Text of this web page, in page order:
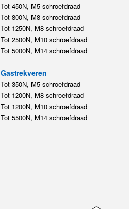
Tot 450N, M5 schroefdraad
Tot 800N, M8 schroefdraad
Tot 1250N, M8 schroefdraad
Tot 2500N, M10 schroefdraad
Tot 5000N, M14 schroefdraad
Gastrekveren
Tot 350N, M5 schroefdraad
Tot 1200N, M8 schroefdraad
Tot 1200N, M10 schroefdraad
Tot 5500N, M14 schroefdraad